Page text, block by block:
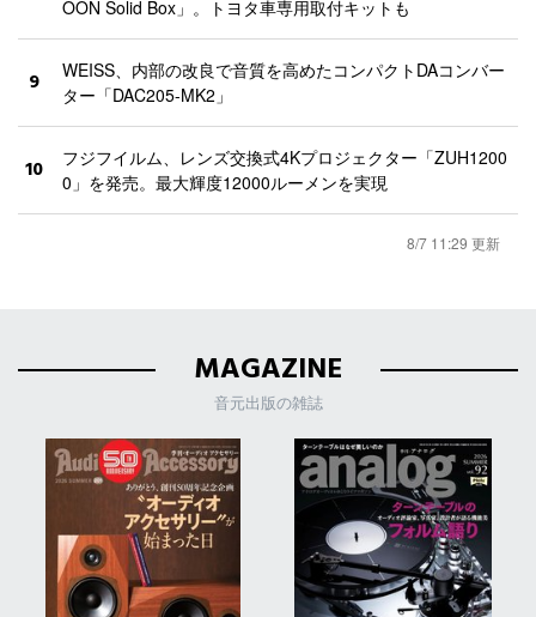
OON Solid Box」。トヨタ車専用取付キットも
9
WEISS、内部の改良で音質を高めたコンパクトDAコンバー
ター「DAC205-MK2」
10
フジフイルム、レンズ交換式4Kプロジェクター「ZUH1200
0」を発売。最大輝度12000ルーメンを実現
8/7 11:29 更新
MAGAZINE
音元出版の雑誌